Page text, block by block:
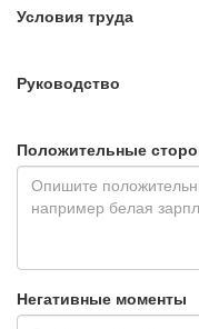
Условия труда
Руководство
Положительные
Негативные моменты